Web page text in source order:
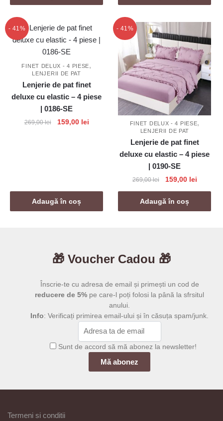
fost:
159,00 lei.
- 41%
FINET DELUX - 4 PIESE,
LENJERII DE PAT
Lenjerie de pat finet
deluxe cu elastic – 4 piese
| 0186-SE
269,00lei
Prețul
159,00 leiPrețul
159,00 lei.
Adaugă în coș
- 41%
FINET DELUX - 4 PIESE,
LENJERII DE PAT
Lenjerie de pat finet
deluxe cu elastic – 4 piese
| 0190-SE
269,00lei
Prețul
inițial
a
fost:
159,00 leiPrețul
curent
159,00
Adaugă în coș
🎁 Voucher Cadou 🎁
Înscrie-te cu adresa de email și primești un cod de
reducere de 5% pe care-l poți folosi la până la sfrsitul
anului.
Info: Verificați primirea email-ului și în căsuța spam/junk.
Sunt de accord să mă abonez la newsletter!
Termeni si conditii